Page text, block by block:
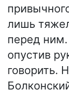
лишь
перед
опустив
говорить.